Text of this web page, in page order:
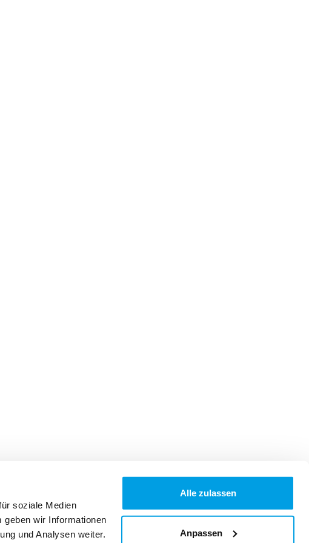
soziale Medien
geben wir Informationen
und Analysen weiter.
Alle zulassen
Anpassen